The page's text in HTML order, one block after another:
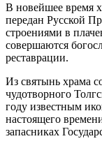
В новейшее время
передан Русской
строениями в
совершаются
реставрации.
Из святынь храма
чудотворного
году известным
настоящего
запасниках